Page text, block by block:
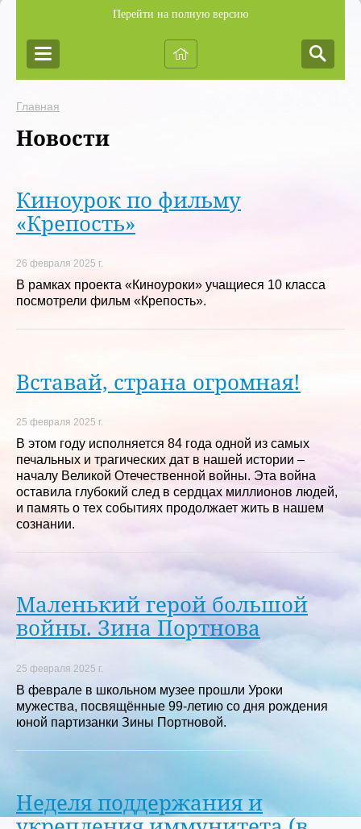
Перейти на полную версию
Главная
Новости
Киноурок по фильму
«Крепость»
26 февраля 2025 г.
В рамках проекта «Киноуроки» учащиеся 10 класса
посмотрели фильм «Крепость».
Вставай, страна огромная!
25 февраля 2025 г.
В этом году исполняется 84 года одной из самых
печальных и трагических дат в нашей истории –
началу Великой Отечественной войны. Эта война
оставила глубокий след в сердцах миллионов людей,
и память о тех событиях продолжает жить в нашем
сознании.
Маленький герой большой
войны. Зина Портнова
25 февраля 2025 г.
В феврале в школьном музее прошли Уроки
мужества, посвящённые 99-летию со дня рождения
юной партизанки Зины Портновой.
Неделя поддержания и